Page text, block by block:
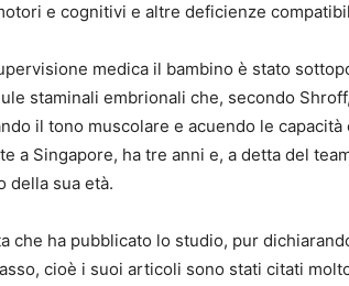
e cognitivi e altre deficienze
medica il bambino è stato
staminali embrionali che, secondo
il tono muscolare e acuendo le
a Singapore, ha tre anni e, a detta del
della sua età.
che ha pubblicato lo studio, pur
cioè i suoi articoli sono stati citati